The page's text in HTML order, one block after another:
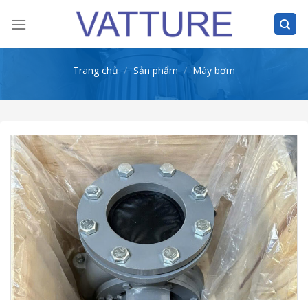
Trang chủ / Sản phẩm / Máy bơm